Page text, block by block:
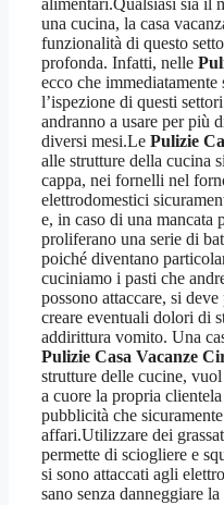
alimentari.Qualsiasi sia il
una cucina, la casa
funzionalità di questo
profonda. Infatti, nelle
ecco che
l’ispezione di questi
andranno a usare per più
diversi mesi.Le Pulizie
alle strutture della cucina
cappa, nei fornelli nel
elettrodomestici
e, in caso di una mancata
proliferano una serie di
poiché diventano
cuciniamo i pasti che
possono attaccare, si
creare eventuali dolori di
addirittura vomito. Una
Pulizie Casa Vacanze
strutture delle cucine,
a cuore la propria
pubblicità che
affari.Utilizzare dei
permette di sciogliere e
si sono attaccati agli
sano senza danneggiare